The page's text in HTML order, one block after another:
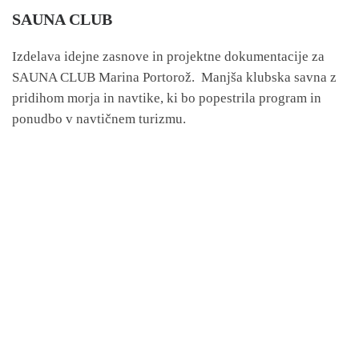
SAUNA CLUB
Izdelava idejne zasnove in projektne dokumentacije za
SAUNA CLUB Marina Portorož. Manjša klubska savna z
pridihom morja in navtike, ki bo popestrila program in
ponudbo v navtičnem turizmu.